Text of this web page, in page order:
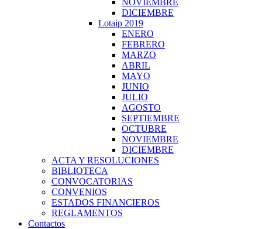
NOVIEMBRE
DICIEMBRE
Lotaip 2019
ENERO
FEBRERO
MARZO
ABRIL
MAYO
JUNIO
JULIO
AGOSTO
SEPTIEMBRE
OCTUBRE
NOVIEMBRE
DICIEMBRE
ACTA Y RESOLUCIONES
BIBLIOTECA
CONVOCATORIAS
CONVENIOS
ESTADOS FINANCIEROS
REGLAMENTOS
Contactos